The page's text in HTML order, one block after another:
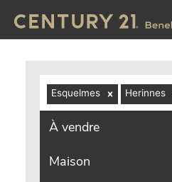
Esquelmes Herinnes
À vendre
Maison